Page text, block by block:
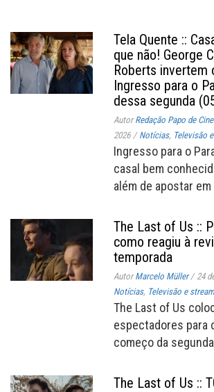
Tela Quente ::
que não! George
Roberts invertem
Ingresso para o
dessa segunda
AutorRedação Papo de
2026 / Notícias, Televisão
Ingresso para o
casal bem
além de apostar
The Last of Us ::
como reagiu à
temporada
AutorMarcelo Müller / 24
Notícias, Televisão e
The Last of Us
espectadores para
começo da
The Last of Us ::